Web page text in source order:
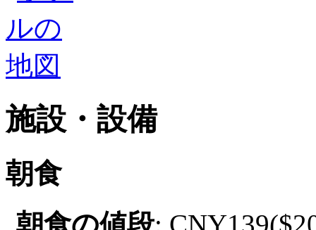
施設・設備
朝食